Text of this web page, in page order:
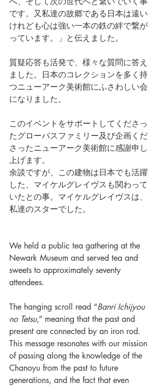
です。又私達の故郷である日本は遠い
けれども心は強い一本の鉄の絆で繋が
っています。」と伝えました。
質疑応答も活発で、様々な質問に答え
ました。日本のコレクションを多く持
つニューアーク美術館にふさわしい会
になりました。
このイベントをサポートしてくださっ
たグローバスファミリー及び企画くだ
さったニューアーク美術館に感謝申し
上げます。
余談ですが、この建物は日本でも活躍
した、マイケルグレイヴスも関わって
いたとの事。マイケルグレイヴスは、
私達のスターでした。
We held a public tea gathering at the
Newark Museum and served tea and
sweets to approximately seventy
attendees.
The hanging scroll read “Banri Ichijyou
no Tetsu,” meaning that the past and
present are connected by an iron rod.
This message resonates with our mission
of passing along the knowledge of the
Chanoyu from the past to future
generations, and the fact that even